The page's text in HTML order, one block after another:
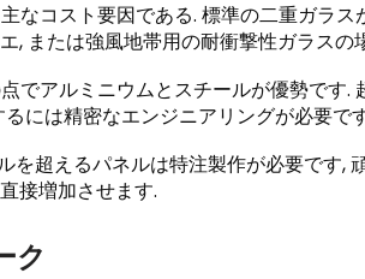
なコスト要因である. 標準の二重ガラ
, または強風地帯用の耐衝撃性ガラス
でアルミニウムとスチールが優勢です.
には精密なエンジニアリングが必要で
を超えるパネルは特注製作が必要です,
接増加させます.
ク